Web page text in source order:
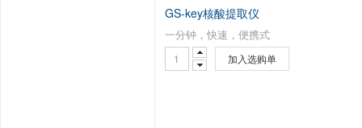
GS-key核酸提取仪
一分钟，快速，便携式
加入选购单